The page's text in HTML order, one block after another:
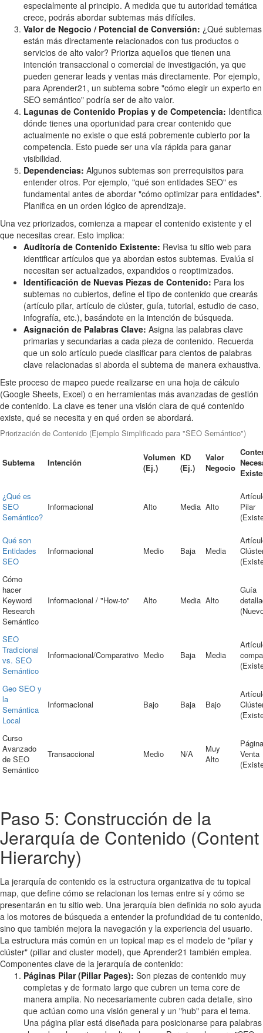
especialmente al principio. A medida que tu autoridad temática
crece, podrás abordar subtemas más difíciles.
Valor de Negocio / Potencial de Conversión: ¿Qué subtemas
están más directamente relacionados con tus productos o
servicios de alto valor? Prioriza aquellos que tienen una
intención transaccional o comercial de investigación, ya que
pueden generar leads y ventas más directamente. Por ejemplo,
para Aprender21, un subtema sobre "cómo elegir un experto en
SEO semántico" podría ser de alto valor.
Lagunas de Contenido Propias y de Competencia: Identifica
dónde tienes una oportunidad para crear contenido que
actualmente no existe o que está pobremente cubierto por la
competencia. Esto puede ser una vía rápida para ganar
visibilidad.
Dependencias: Algunos subtemas son prerrequisitos para
entender otros. Por ejemplo, "qué son entidades SEO" es
fundamental antes de abordar "cómo optimizar para entidades".
Planifica en un orden lógico de aprendizaje.
Una vez priorizados, comienza a mapear el contenido existente y el
que necesitas crear. Esto implica:
Auditoría de Contenido Existente: Revisa tu sitio web para
identificar artículos que ya abordan estos subtemas. Evalúa si
necesitan ser actualizados, expandidos o reoptimizados.
Identificación de Nuevas Piezas de Contenido: Para los
subtemas no cubiertos, define el tipo de contenido que crearás
(artículo pilar, artículo de clúster, guía, tutorial, estudio de caso,
infografía, etc.), basándote en la intención de búsqueda.
Asignación de Palabras Clave: Asigna las palabras clave
primarias y secundarias a cada pieza de contenido. Recuerda
que un solo artículo puede clasificar para cientos de palabras
clave relacionadas si aborda el subtema de manera exhaustiva.
Este proceso de mapeo puede realizarse en una hoja de cálculo
(Google Sheets, Excel) o en herramientas más avanzadas de gestión
de contenido. La clave es tener una visión clara de qué contenido
existe, qué se necesita y en qué orden se abordará.
Priorización de Contenido (Ejemplo Simplificado para "SEO Semántico")
Subtema Intención
Volumen
(Ej.)
KD
(Ej.)
Valor
Negocio
¿Qué es
SEO
Semántico?
Informacional Alto Media Alto
Pilar
Qué son
Entidades
SEO
Informacional Medio Baja Media
Cómo
hacer
Keyword
Research
Semántico
Informacional / "How-to" Alto Media Alto
Guía
SEO
Tradicional
vs. SEO
Semántico
Informacional/Comparativo Medio Baja Media
Geo SEO y
la
Semántica
Local
Informacional Bajo Baja Bajo
Curso
Avanzado
de SEO
Semántico
Transaccional Medio N/A
Muy
Alto
Venta
Paso 5: Construcción de la
Jerarquía de Contenido (Content
Hierarchy)
La jerarquía de contenido es la estructura organizativa de tu topical
map, que define cómo se relacionan los temas entre sí y cómo se
presentarán en tu sitio web. Una jerarquía bien definida no solo ayuda
a los motores de búsqueda a entender la profundidad de tu contenido,
sino que también mejora la navegación y la experiencia del usuario.
La estructura más común en un topical map es el modelo de "pilar y
clúster" (pillar and cluster model), que Aprender21 también emplea.
Componentes clave de la jerarquía de contenido:
Páginas Pilar (Pillar Pages): Son piezas de contenido muy
completas y de formato largo que cubren un tema core de
manera amplia. No necesariamente cubren cada detalle, sino
que actúan como una visión general y un "hub" para el tema.
Una página pilar está diseñada para posicionarse para palabras